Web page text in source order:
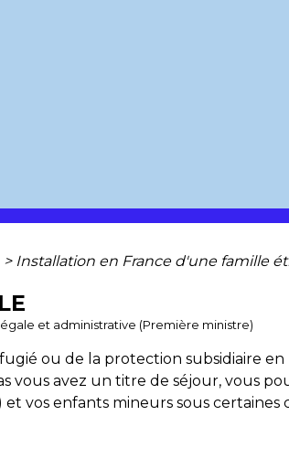
> Installation en France d'une famille
et administrative (Première ministre)
ou de la protection subsidiaire
vous avez un titre de séjour, vous
vos enfants mineurs sous certaines